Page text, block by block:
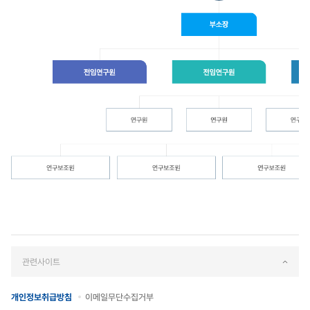
개인정보취급방침 이메일무단수집거부
관련사이트